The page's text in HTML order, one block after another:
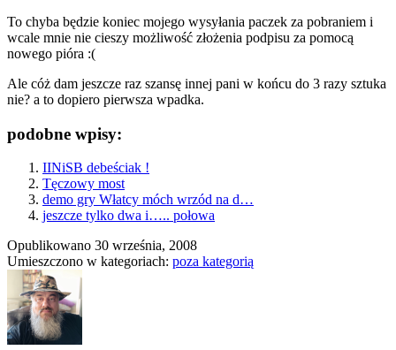
To chyba będzie koniec mojego wysyłania paczek za pobraniem i
wcale mnie nie cieszy możliwość złożenia podpisu za pomocą
nowego pióra :(
Ale cóż dam jeszcze raz szansę innej pani w końcu do 3 razy sztuka
nie? a to dopiero pierwsza wpadka.
podobne wpisy:
IINiSB debeściak !
Tęczowy most
demo gry Włatcy móch wrzód na d…
jeszcze tylko dwa i….. połowa
Opublikowano 30 września, 2008
Umieszczono w kategoriach: poza kategorią